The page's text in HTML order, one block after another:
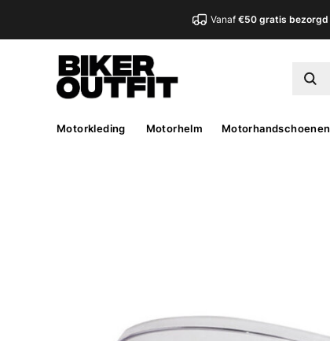
Vanaf €50 gratis bezorgd
Motorkleding Motorhelm Motorhandschoenen